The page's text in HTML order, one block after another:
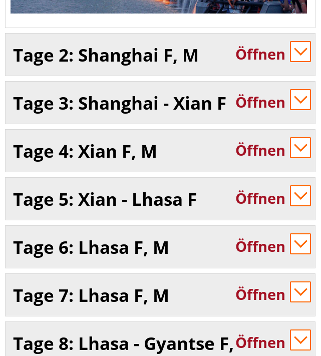
Tage 2: Shanghai F, M Öffnen
Tage 3: Shanghai - Xian F Öffnen
Tage 4: Xian F, M Öffnen
Tage 5: Xian - Lhasa F Öffnen
Tage 6: Lhasa F, M Öffnen
Tage 7: Lhasa F, M Öffnen
Tage 8: Lhasa - Gyantse F,Öffnen